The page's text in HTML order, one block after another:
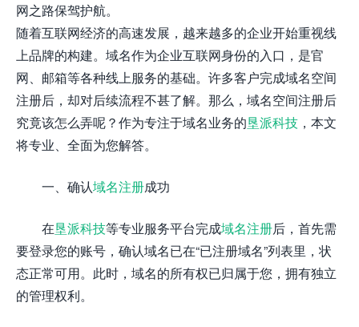
网之路保驾护航。
随着互联网经济的高速发展，越来越多的企业开始重视线
上品牌的构建。域名作为企业互联网身份的入口，是官
网、邮箱等各种线上服务的基础。许多客户完成域名空间
注册后，却对后续流程不甚了解。那么，域名空间注册后
究竟该怎么弄呢？作为专注于域名业务的垦派科技 ，本文
将专业、全面为您解答。
一、确认域名注册成功
在垦派科技等专业服务平台完成域名注册后，首先需
要登录您的账号，确认域名已在“已注册域名”列表里，状
态正常可用。此时，域名的所有权已归属于您，拥有独立
的管理权利。